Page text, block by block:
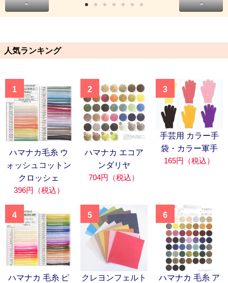
< >
人気ランキング
1
ハマナカ毛糸 ウ
ォッシュコットン
クロッシェ
396円（税込）
2
ハマナカ エコア
ンダリヤ
704円（税込）
3
手芸用 カラー手
袋・カラー軍手
165円（税込）
4
ハマナカ 毛糸 ピ
5
クレヨンフェルト
6
ハマナカ 毛糸 ア